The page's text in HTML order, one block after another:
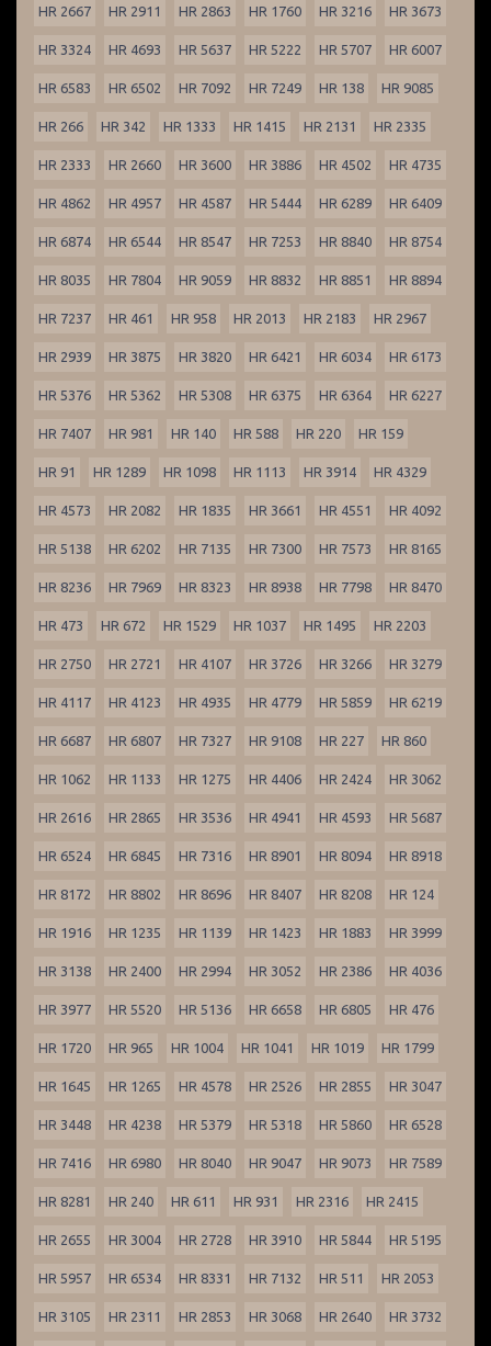
HR 2667 HR 2911 HR 2863 HR 1760 HR 3216 HR 3673
HR 3324 HR 4693 HR 5637 HR 5222 HR 5707 HR 6007
HR 6583 HR 6502 HR 7092 HR 7249 HR 138 HR 9085
HR 266 HR 342 HR 1333 HR 1415 HR 2131 HR 2335
HR 2333 HR 2660 HR 3600 HR 3886 HR 4502 HR 4735
HR 4862 HR 4957 HR 4587 HR 5444 HR 6289 HR 6409
HR 6874 HR 6544 HR 8547 HR 7253 HR 8840 HR 8754
HR 8035 HR 7804 HR 9059 HR 8832 HR 8851 HR 8894
HR 7237 HR 461 HR 958 HR 2013 HR 2183 HR 2967
HR 2939 HR 3875 HR 3820 HR 6421 HR 6034 HR 6173
HR 5376 HR 5362 HR 5308 HR 6375 HR 6364 HR 6227
HR 7407 HR 981 HR 140 HR 588 HR 220 HR 159
HR 91 HR 1289 HR 1098 HR 1113 HR 3914 HR 4329
HR 4573 HR 2082 HR 1835 HR 3661 HR 4551 HR 4092
HR 5138 HR 6202 HR 7135 HR 7300 HR 7573 HR 8165
HR 8236 HR 7969 HR 8323 HR 8938 HR 7798 HR 8470
HR 473 HR 672 HR 1529 HR 1037 HR 1495 HR 2203
HR 2750 HR 2721 HR 4107 HR 3726 HR 3266 HR 3279
HR 4117 HR 4123 HR 4935 HR 4779 HR 5859 HR 6219
HR 6687 HR 6807 HR 7327 HR 9108 HR 227 HR 860
HR 1062 HR 1133 HR 1275 HR 4406 HR 2424 HR 3062
HR 2616 HR 2865 HR 3536 HR 4941 HR 4593 HR 5687
HR 6524 HR 6845 HR 7316 HR 8901 HR 8094 HR 8918
HR 8172 HR 8802 HR 8696 HR 8407 HR 8208 HR 124
HR 1916 HR 1235 HR 1139 HR 1423 HR 1883 HR 3999
HR 3138 HR 2400 HR 2994 HR 3052 HR 2386 HR 4036
HR 3977 HR 5520 HR 5136 HR 6658 HR 6805 HR 476
HR 1720 HR 965 HR 1004 HR 1041 HR 1019 HR 1799
HR 1645 HR 1265 HR 4578 HR 2526 HR 2855 HR 3047
HR 3448 HR 4238 HR 5379 HR 5318 HR 5860 HR 6528
HR 7416 HR 6980 HR 8040 HR 9047 HR 9073 HR 7589
HR 8281 HR 240 HR 611 HR 931 HR 2316 HR 2415
HR 2655 HR 3004 HR 2728 HR 3910 HR 5844 HR 5195
HR 5957 HR 6534 HR 8331 HR 7132 HR 511 HR 2053
HR 3105 HR 2311 HR 2853 HR 3068 HR 2640 HR 3732